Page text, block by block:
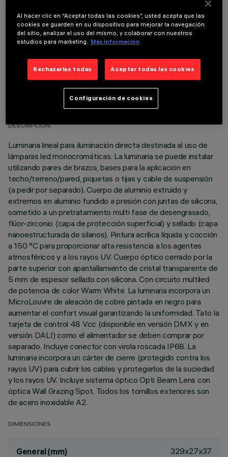
COMPONENTES OPCIONALES
DATOS TÉCNICOS
ÚLTIMA ACTUALIZACIÓN: 05/08/2026
DESCRIPCIÓN
Luminaria lineal para iluminación directa destinada al uso de
lámparas led monocromáticas. La luminaria se puede instalar
utilizando pares de brazos, bases para la aplicación en
techo/terreno/pared, piquetas o tijas y cable de suspensión
(a pedir por separado). Cuerpo de aluminio extruido y
extremos en aluminio fundido a presión con juntas de silicona,
sometido a un pretratamiento multi fase de desengrasado,
flúor-zirconio (capa de protección superficial) y sellado (capa
nanoestructurada de silanos). Pintura acrílica líquida y cocción
a 150 °C para proporcionar alta resistencia a los agentes
atmosféricos y a los rayos UV. Cuerpo óptico cerrado por la
parte superior con apantallamiento de cristal transparente de
5 mm de espesor sellado con silicona. Con circuito multiled
de potencia de color Warm White. La luminaria incorpora un
MicroLouvre de aleación de cobre pintada en negro para
aumentar el confort visual garantizando la uniformidad. Tato la
tarjeta de control 48 Vcc (disponible en versión DMX y en
versión DALI) como el alimentador se deben comprar por
separado. Incluye conector con virola roscada IP68. La
luminaria incorpora un cárter de cierre (protegido contra los
rayos UV) para cubrir los cables y protegerlos de la suciedad
y los rayos UV. Incluye sistema óptico Opti Beam Lens con
óptica Wall Grazing Spot. Todos los tornillos exteriores son
de acero inoxidable A2.
DIMENSIONES
General (mm) 329x27x37
Al hacer clic en “Aceptar todas las cookies”, usted acepta que las
cookies se guarden en su dispositivo para mejorar la navegación
del sitio, analizar el uso del mismo, y colaborar con nuestros
estudios para marketing. Más información
Rechazarlas todas Aceptar todas las cookies
Configuración de cookies